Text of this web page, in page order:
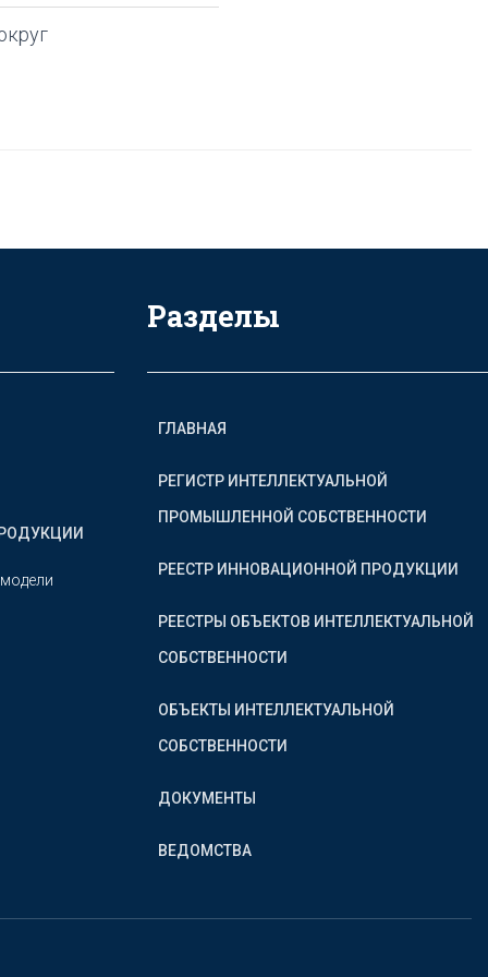
Разделы
ГЛАВНАЯ
РЕГИСТР ИНТЕЛЛЕКТУАЛЬНОЙ
ПРОМЫШЛЕННОЙ СОБСТВЕННОСТИ
РЕЕСТР ИННОВАЦИОННОЙ ПРОДУКЦИИ
РЕЕСТРЫ ОБЪЕКТОВ ИНТЕЛЛЕКТУАЛЬНОЙ
СОБСТВЕННОСТИ
ОБЪЕКТЫ ИНТЕЛЛЕКТУАЛЬНОЙ
СОБСТВЕННОСТИ
ДОКУМЕНТЫ
ВЕДОМСТВА